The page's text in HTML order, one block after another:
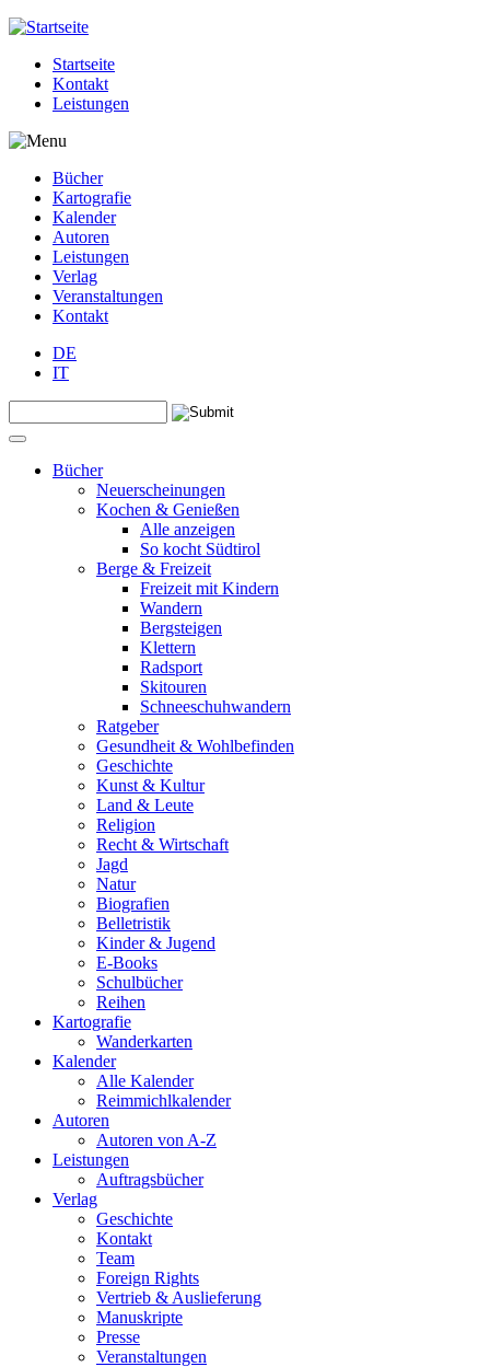
Jump to navigation
Startseite
Kontakt
Leistungen
Bücher
Kartografie
Kalender
Autoren
Leistungen
Verlag
Veranstaltungen
Kontakt
DE
IT
Suchformular
Bücher
Neuerscheinungen
Kochen & Genießen
Alle anzeigen
So kocht Südtirol
Berge & Freizeit
Freizeit mit Kindern
Wandern
Bergsteigen
Klettern
Radsport
Skitouren
Schneeschuhwandern
Ratgeber
Gesundheit & Wohlbefinden
Geschichte
Kunst & Kultur
Land & Leute
Religion
Recht & Wirtschaft
Jagd
Natur
Biografien
Belletristik
Kinder & Jugend
E-Books
Schulbücher
Reihen
Kartografie
Wanderkarten
Kalender
Alle Kalender
Reimmichlkalender
Autoren
Autoren von A-Z
Leistungen
Auftragsbücher
Verlag
Geschichte
Kontakt
Team
Foreign Rights
Vertrieb & Auslieferung
Manuskripte
Presse
Veranstaltungen